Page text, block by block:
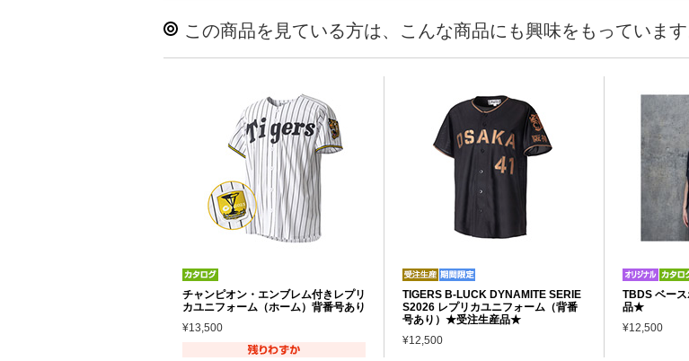
この商品を見ている方は、こんな商品にも興味をもっています
チャンピオン・エンブレム付きレプリ
カユニフォーム（ホーム）背番号あり
¥13,500
TIGERS B-LUCK DYNAMITE SERIE
S2026 レプリカユニフォーム（背番
号あり）★受注生産品★
¥12,500
TBDS ベー
品★
¥12,500